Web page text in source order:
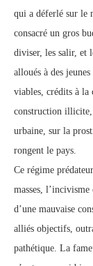
qui a déferlé sur le
consacré un gros
diviser, les salir, et
alloués à des
viables, crédits à la
construction illicite,
urbaine, sur la
rongent le pays.
Ce régime
masses,
d’une mauvaise
alliés objectifs,
pathétique. La